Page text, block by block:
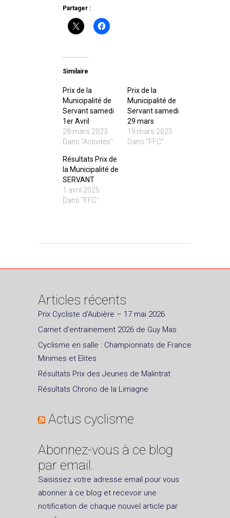
Partager :
Similaire
Prix de la
Municipalité de
Servant samedi
1er Avril
28 mars 2023
Dans "Activités"
Prix de la
Municipalité de
Servant samedi
29 mars
19 mars 2025
Dans "FFC"
Résultats Prix de
la Municipalité de
SERVANT
1 avril 2025
Dans "FFC"
Articles récents
Prix Cycliste d’Aubière – 17 mai 2026
Carnet d’entrainement 2026 de Guy Mas
Cyclisme en salle : Championnats de France
Minimes et Elites
Résultats Prix des Jeunes de Malintrat
Résultats Chrono de la Limagne
Actus cyclisme
Abonnez-vous à ce blog
par email.
Saisissez votre adresse email pour vous
abonner à ce blog et recevoir une
notification de chaque nouvel article par